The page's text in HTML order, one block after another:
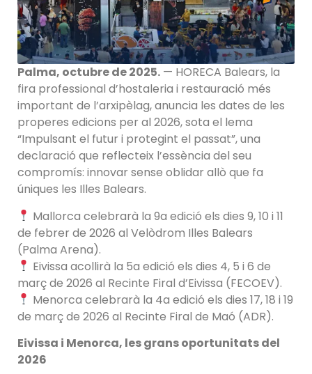
Palma, octubre de 2025. — HORECA Balears, la
fira professional d’hostaleria i restauració més
important de l’arxipèlag, anuncia les dates de les
properes edicions per al 2026, sota el lema
“Impulsant el futur i protegint el passat”, una
declaració que reflecteix l’essència del seu
compromís: innovar sense oblidar allò que fa
úniques les Illes Balears.
Mallorca celebrarà la 9a edició els dies 9, 10 i 11
de febrer de 2026 al Velòdrom Illes Balears
(Palma Arena).
Eivissa acollirà la 5a edició els dies 4, 5 i 6 de
març de 2026 al Recinte Firal d’Eivissa (FECOEV).
Menorca celebrarà la 4a edició els dies 17, 18 i 19
de març de 2026 al Recinte Firal de Maó (ADR).
Eivissa i Menorca, les grans oportunitats del
2026